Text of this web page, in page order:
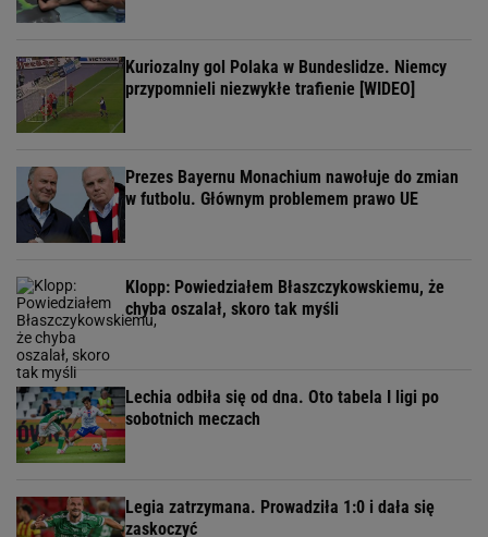
Kuriozalny gol Polaka w Bundeslidze. Niemcy
przypomnieli niezwykłe trafienie [WIDEO]
Prezes Bayernu Monachium nawołuje do zmian
w futbolu. Głównym problemem prawo UE
Klopp: Powiedziałem Błaszczykowskiemu, że
chyba oszalał, skoro tak myśli
Lechia odbiła się od dna. Oto tabela I ligi po
sobotnich meczach
Legia zatrzymana. Prowadziła 1:0 i dała się
zaskoczyć